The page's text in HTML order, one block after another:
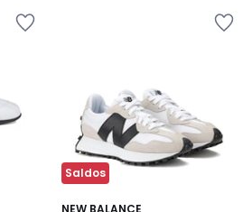
Saldos
NEW BALANCE
4,5